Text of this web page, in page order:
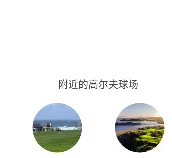
附近的高尔夫球场